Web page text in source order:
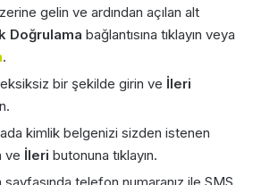
gelin ve ardından açılan alt
Doğrulama bağlantısına tıklayın veya
.
bir şekilde girin ve İleri
kimlik belgenizi sizden istenen
ve İleri butonuna tıklayın.